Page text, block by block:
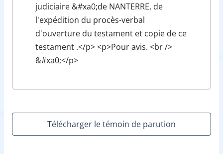
judiciaire &#xa0;de NANTERRE, de
l'expédition du procès-verbal
d'ouverture du testament et copie de ce
testament .</p> <p>Pour avis. <br />
&#xa0;</p>
Télécharger le témoin de parution